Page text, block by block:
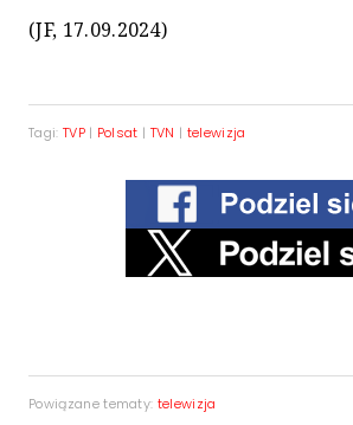
(JF, 17.09.2024)
Tagi: TVP| Polsat | TVN | telewizja
Powiązane tematy: telewizja